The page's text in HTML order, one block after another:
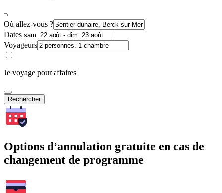
Où allez-vous ?
Dates
Voyageurs
Je voyage pour affaires
Rechercher
Options d’annulation gratuite en cas de
changement de programme